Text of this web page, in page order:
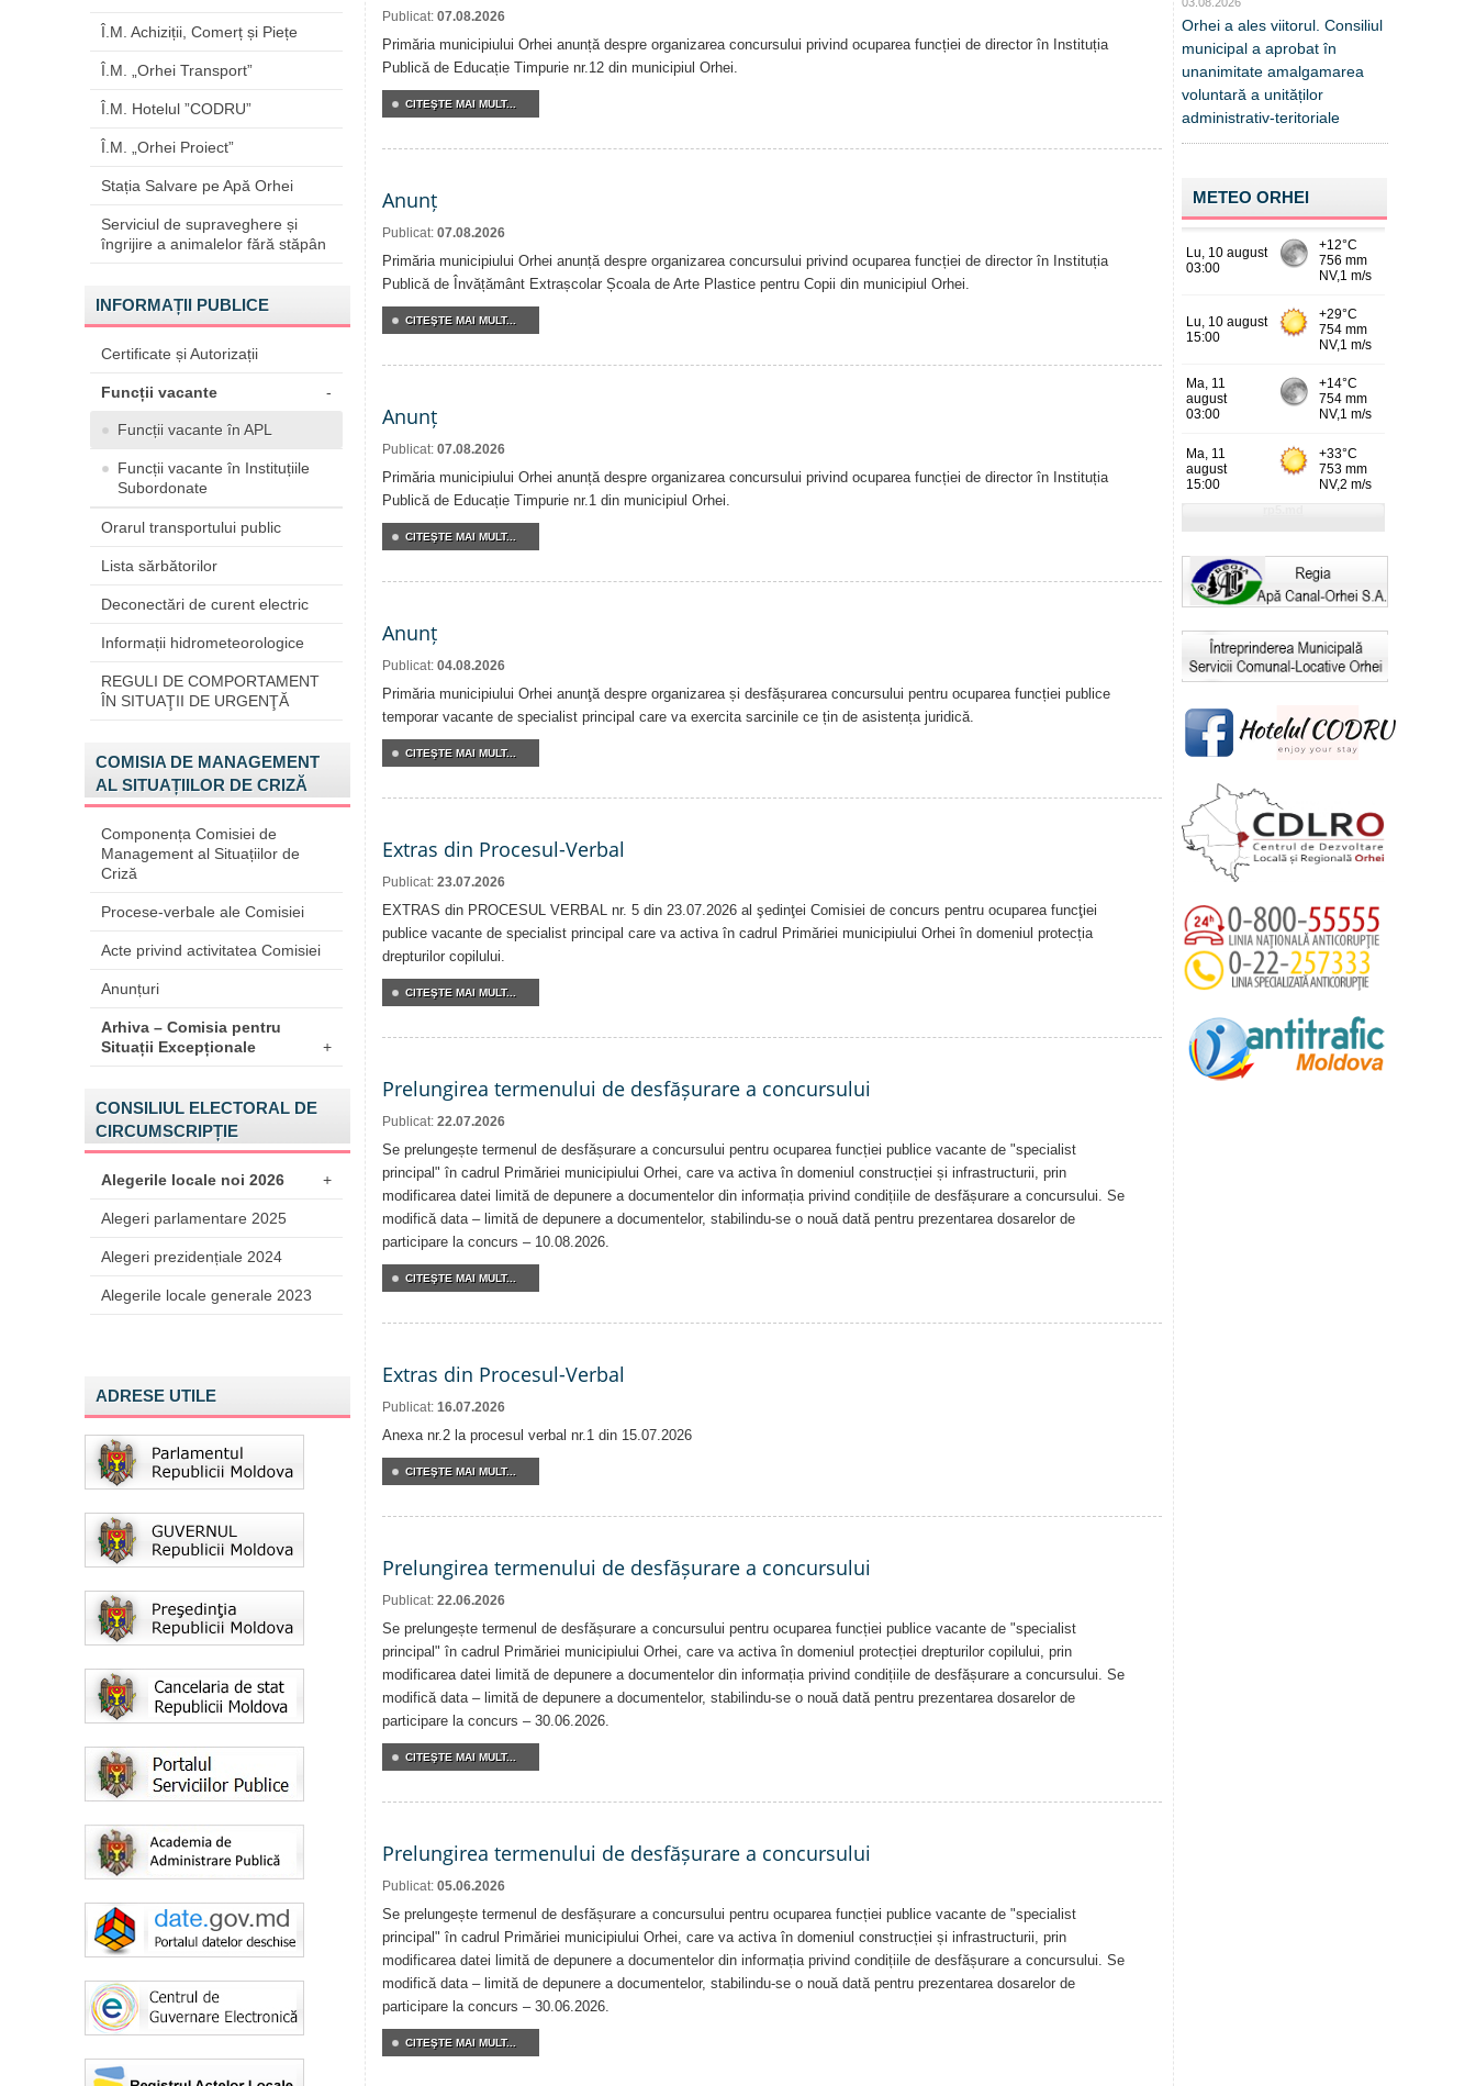
Î.M. Achiziții, Comerț și Piețe
Î.M. „Orhei Transport”
Î.M. Hotelul ”CODRU”
Î.M. „Orhei Proiect”
Stația Salvare pe Apă Orhei
Serviciul de supraveghere și
îngrijire a animalelor fără stăpân
INFORMAȚII PUBLICE
Certificate și Autorizații
Funcții vacante -
Funcții vacante în APL
Funcții vacante în Instituțiile
Subordonate
Orarul transportului public
Lista sărbătorilor
Deconectări de curent electric
Informații hidrometeorologice
REGULI DE COMPORTAMENT
ÎN SITUAŢII DE URGENŢĂ
COMISIA DE MANAGEMENT
AL SITUAȚIILOR DE CRIZĂ
Componența Comisiei de
Management al Situațiilor de
Criză
Procese-verbale ale Comisiei
Acte privind activitatea Comisiei
Anunțuri
Arhiva – Comisia pentru
Situații Excepționale
+
CONSILIUL ELECTORAL DE
CIRCUMSCRIPȚIE
Alegerile locale noi 2026 +
Alegeri parlamentare 2025
Alegeri prezidențiale 2024
Alegerile locale generale 2023
ADRESE UTILE
Publicat: 07.08.2026
Primăria municipiului Orhei anunță despre organizarea concursului privind ocuparea funcției de director în Instituția
Publică de Educație Timpurie nr.12 din municipiul Orhei.
CITEŞTE MAI MULT...
Anunț
Publicat: 07.08.2026
Primăria municipiului Orhei anunță despre organizarea concursului privind ocuparea funcției de director în Instituția
Publică de Învățământ Extrașcolar Școala de Arte Plastice pentru Copii din municipiul Orhei.
CITEŞTE MAI MULT...
Anunț
Publicat: 07.08.2026
Primăria municipiului Orhei anunță despre organizarea concursului privind ocuparea funcției de director în Instituția
Publică de Educație Timpurie nr.1 din municipiul Orhei.
CITEŞTE MAI MULT...
Anunț
Publicat: 04.08.2026
Primăria municipiului Orhei anunţă despre organizarea și desfășurarea concursului pentru ocuparea funcției publice
temporar vacante de specialist principal care va exercita sarcinile ce țin de asistența juridică.
CITEŞTE MAI MULT...
Extras din Procesul-Verbal
Publicat: 23.07.2026
EXTRAS din PROCESUL VERBAL nr. 5 din 23.07.2026 al şedinţei Comisiei de concurs pentru ocuparea funcţiei
publice vacante de specialist principal care va activa în cadrul Primăriei municipiului Orhei în domeniul protecția
drepturilor copilului.
CITEŞTE MAI MULT...
Prelungirea termenului de desfășurare a concursului
Publicat: 22.07.2026
Se prelungește termenul de desfășurare a concursului pentru ocuparea funcției publice vacante de "specialist
principal" în cadrul Primăriei municipiului Orhei, care va activa în domeniul construcției și infrastructurii, prin
modificarea datei limită de depunere a documentelor din informația privind condițiile de desfășurare a concursului. Se
modifică data – limită de depunere a documentelor, stabilindu-se o nouă dată pentru prezentarea dosarelor de
participare la concurs – 10.08.2026.
CITEŞTE MAI MULT...
Extras din Procesul-Verbal
Publicat: 16.07.2026
Anexa nr.2 la procesul verbal nr.1 din 15.07.2026
CITEŞTE MAI MULT...
Prelungirea termenului de desfășurare a concursului
Publicat: 22.06.2026
Se prelungește termenul de desfășurare a concursului pentru ocuparea funcției publice vacante de "specialist
principal" în cadrul Primăriei municipiului Orhei, care va activa în domeniul protecției drepturilor copilului, prin
modificarea datei limită de depunere a documentelor din informația privind condițiile de desfășurare a concursului. Se
modifică data – limită de depunere a documentelor, stabilindu-se o nouă dată pentru prezentarea dosarelor de
participare la concurs – 30.06.2026.
CITEŞTE MAI MULT...
Prelungirea termenului de desfășurare a concursului
Publicat: 05.06.2026
Se prelungește termenul de desfășurare a concursului pentru ocuparea funcției publice vacante de "specialist
principal" în cadrul Primăriei municipiului Orhei, care va activa în domeniul construcției și infrastructurii, prin
modificarea datei limită de depunere a documentelor din informația privind condițiile de desfășurare a concursului. Se
modifică data – limită de depunere a documentelor, stabilindu-se o nouă dată pentru prezentarea dosarelor de
participare la concurs – 30.06.2026.
CITEŞTE MAI MULT...
Orhei a ales viitorul. Consiliul
municipal a aprobat în
unanimitate amalgamarea
voluntară a unităților
administrativ-teritoriale
METEO ORHEI